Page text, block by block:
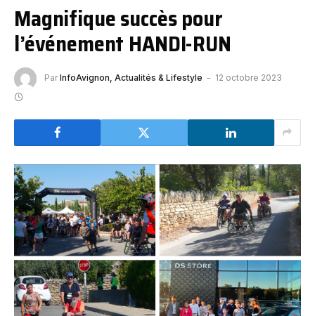
Magnifique succès pour
l’événement HANDI-RUN
Par InfoAvignon, Actualités & Lifestyle 12 octobre 2023